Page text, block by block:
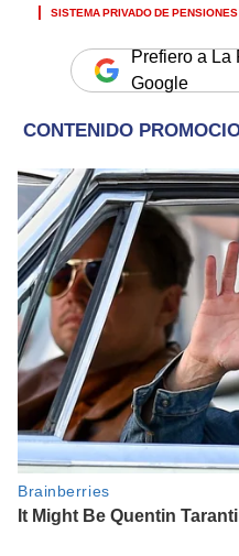
SISTEMA PRIVADO DE PENSIONES
Prefiero a La
Google